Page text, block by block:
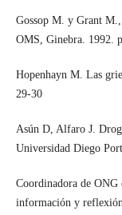
Gossop M. y Grant
OMS, Ginebra. 1992.
Hopenhayn M. Las
29-30
Asún D, Alfaro J.
Universidad Diego
Coordinadora de ONG
información y